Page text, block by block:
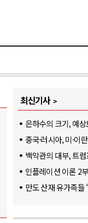
최신기사
은하수의 크기, 예
중국·러시아, 미·이
백악관의 대부, 트
인플레이션 이론 2
만도 산재 유가족들